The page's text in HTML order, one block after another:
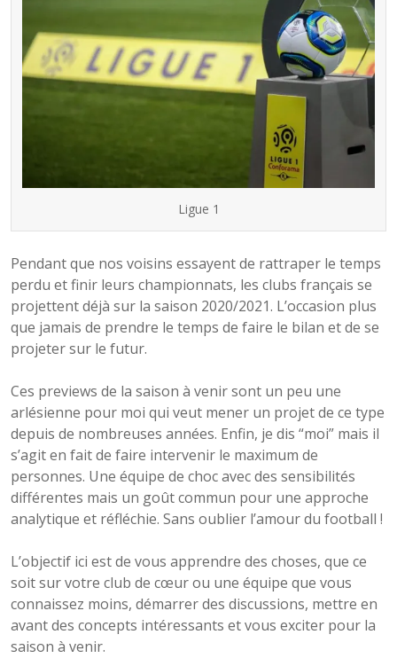
Ligue 1
Pendant que nos voisins essayent de rattraper le temps
perdu et finir leurs championnats, les clubs français se
projettent déjà sur la saison 2020/2021. L’occasion plus
que jamais de prendre le temps de faire le bilan et de se
projeter sur le futur.
Ces previews de la saison à venir sont un peu une
arlésienne pour moi qui veut mener un projet de ce type
depuis de nombreuses années. Enfin, je dis “moi” mais il
s’agit en fait de faire intervenir le maximum de
personnes. Une équipe de choc avec des sensibilités
différentes mais un goût commun pour une approche
analytique et réfléchie. Sans oublier l’amour du football !
L’objectif ici est de vous apprendre des choses, que ce
soit sur votre club de cœur ou une équipe que vous
connaissez moins, démarrer des discussions, mettre en
avant des concepts intéressants et vous exciter pour la
saison à venir.